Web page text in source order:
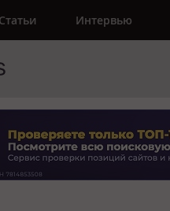
Статьи Интервью